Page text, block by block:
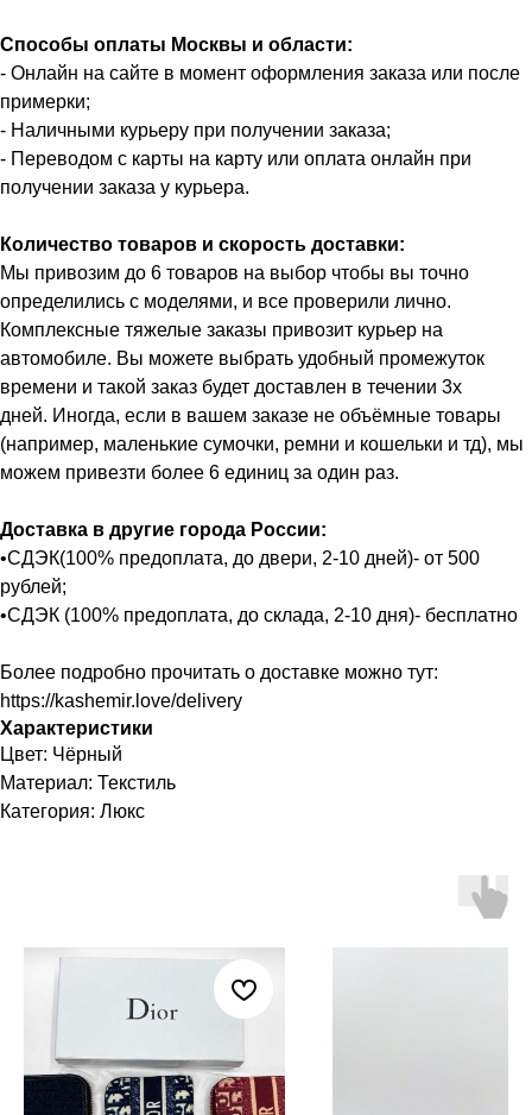
Способы оплаты Москвы и области:
- Онлайн на сайте в момент оформления заказа или после
примерки;
- Наличными курьеру при получении заказа;
- Переводом с карты на карту или оплата онлайн при
получении заказа у курьера.
Количество товаров и скорость доставки:
Мы привозим до 6 товаров на выбор чтобы вы точно
определились с моделями, и все проверили лично.
Комплексные тяжелые заказы привозит курьер на
автомобиле. Вы можете выбрать удобный промежуток
времени и такой заказ будет доставлен в течении 3х
дней. Иногда, если в вашем заказе не объёмные товары
(например, маленькие сумочки, ремни и кошельки и тд), мы
можем привезти более 6 единиц за один раз.
Доставка в другие города России:
•СДЭК(100% предоплата, до двери, 2-10 дней)- от 500
рублей;
•СДЭК (100% предоплата, до склада, 2-10 дня)- бесплатно
Более подробно прочитать о доставке можно тут:
https://kashemir.love/delivery
Характеристики
Цвет: Чёрный
Материал: Текстиль
Категория: Люкс